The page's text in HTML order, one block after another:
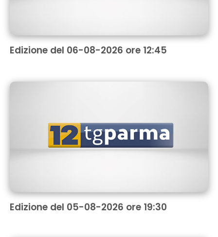
Edizione del 06-08-2026 ore 12:45
Edizione del 05-08-2026 ore 19:30